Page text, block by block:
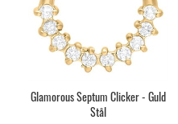
Glamorous Septum Clicker - Guld
Stål